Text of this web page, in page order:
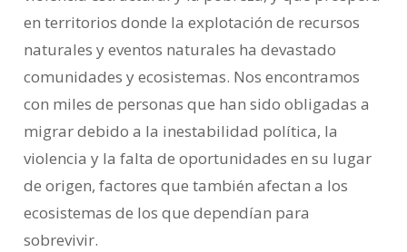
en territorios donde la explotación de recursos
naturales y eventos naturales ha devastado
comunidades y ecosistemas. Nos encontramos
con miles de personas que han sido obligadas a
migrar debido a la inestabilidad política, la
violencia y la falta de oportunidades en su lugar
de origen, factores que también afectan a los
ecosistemas de los que dependían para
sobrevivir.